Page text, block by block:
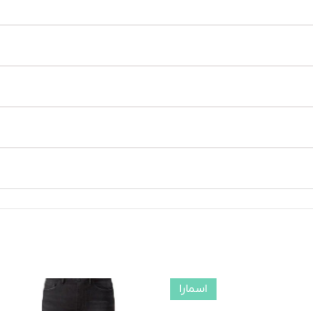
اسمارا